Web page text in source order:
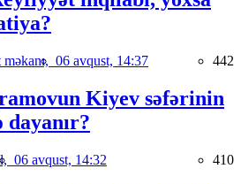
06 avqust, 14:37 442
Kiyev səfərinin
dayanır?
06 avqust, 14:32 410